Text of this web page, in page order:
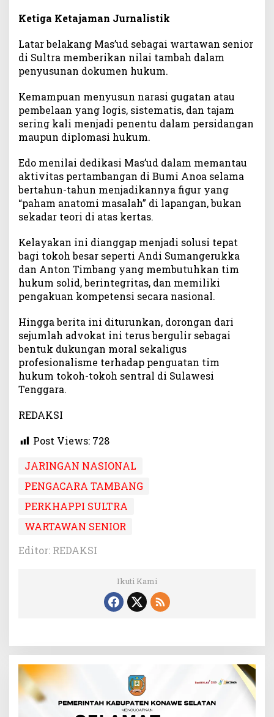
Ketiga Ketajaman Jurnalistik
Latar belakang Mas’ud sebagai wartawan senior
di Sultra memberikan nilai tambah dalam
penyusunan dokumen hukum.
Kemampuan menyusun narasi gugatan atau
pembelaan yang logis, sistematis, dan tajam
sering kali menjadi penentu dalam persidangan
maupun diplomasi hukum.
Edo menilai dedikasi Mas’ud dalam memantau
aktivitas pertambangan di Bumi Anoa selama
bertahun-tahun menjadikannya figur yang
“paham anatomi masalah” di lapangan, bukan
sekadar teori di atas kertas.
Kelayakan ini dianggap menjadi solusi tepat
bagi tokoh besar seperti Andi Sumangerukka
dan Anton Timbang yang membutuhkan tim
hukum solid, berintegritas, dan memiliki
pengakuan kompetensi secara nasional.
Hingga berita ini diturunkan, dorongan dari
sejumlah advokat ini terus bergulir sebagai
bentuk dukungan moral sekaligus
profesionalisme terhadap penguatan tim
hukum tokoh-tokoh sentral di Sulawesi
Tenggara.
REDAKSI
Post Views: 728
JARINGAN NASIONAL
PENGACARA TAMBANG
PERKHAPPI SULTRA
WARTAWAN SENIOR
Editor: REDAKSI
Ikuti Kami